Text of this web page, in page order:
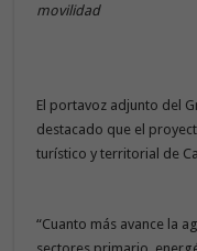
movilidad
El portavoz adjunto del
destacado que el
turístico y territorial de
“Cuanto más avance la